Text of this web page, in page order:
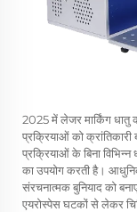
2025 में लेजर मार्किंग धातु
प्रक्रियाओं को
प्रक्रियाओं के बिना
का उपयोग करती है।
संरचनात्मक बुनियाद को
एयरोस्पेस घटकों से लेकर